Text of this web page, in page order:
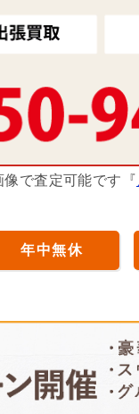
像で査定可能です『
年中無休